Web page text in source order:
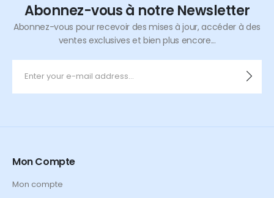
Abonnez-vous à notre Newsletter
Abonnez-vous pour recevoir des mises à jour, accéder à des
ventes exclusives et bien plus encore...
Mon Compte
Mon compte